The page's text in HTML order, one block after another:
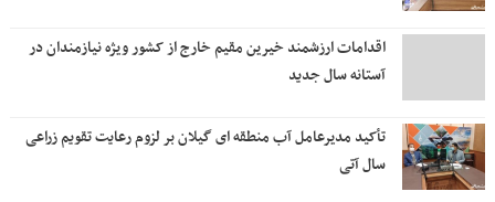
اقدامات ارزشمند خیرین مقیم خارج از کشور ویژه نیازمندان در
آستانه سال جدید
تأکید مدیرعامل آب منطقه ای گیلان بر لزوم رعایت تقویم زراعی‌
سال آتی